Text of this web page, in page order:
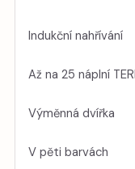
Indukční nahřívání
Až na 25 náplní
Výměnná dvířka
V pěti barvách